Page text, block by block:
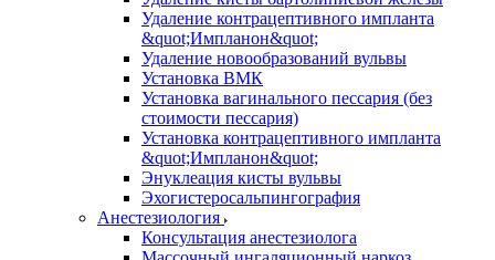
Удаление контрацептивного импланта
&quot;Импланон&quot;
Удаление новообразований вульвы
Установка ВМК
Установка вагинального пессария (без
стоимости пессария)
Установка контрацептивного импланта
&quot;Импланон&quot;
Энуклеация кисты вульвы
Эхогистеросальпингография
Анестезиология
Консультация анестезиолога